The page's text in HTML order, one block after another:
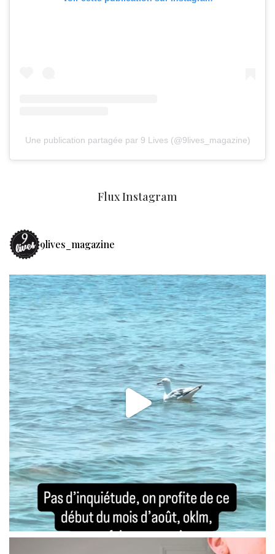
Une publication partagée par 9 Lives (@9lives_magazine)
Flux Instagram
9lives_magazine